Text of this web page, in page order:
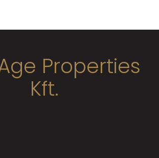
Properties
Kft.